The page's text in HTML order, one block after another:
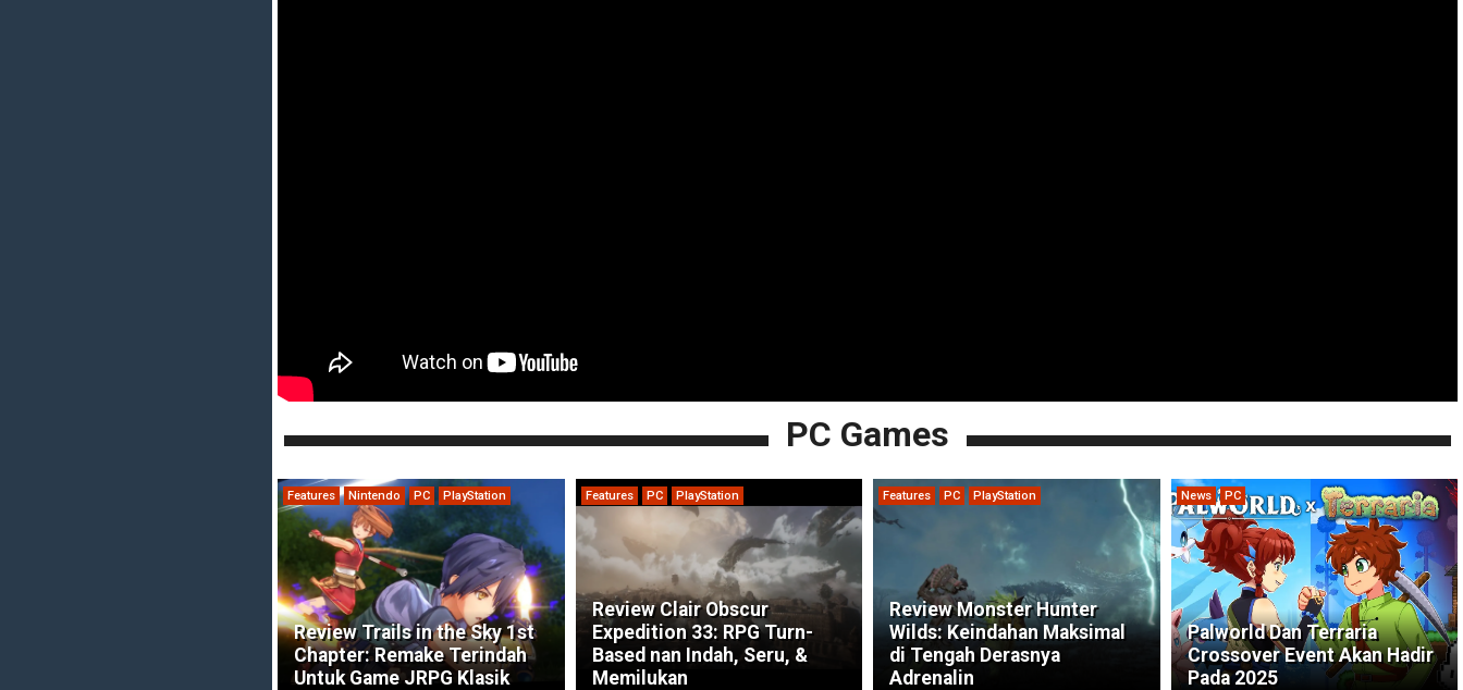
PC Games
Features Nintendo PC PlayStation
Review Trails in the Sky 1st
Chapter: Remake Terindah
Untuk Game JRPG Klasik
Features PC PlayStation
Review Clair Obscur
Expedition 33: RPG Turn-
Based nan Indah, Seru, &
Memilukan
Features PC PlayStation
Review Monster Hunter
Wilds: Keindahan Maksimal
di Tengah Derasnya
Adrenalin
News PC
Palworld Dan Terraria
Crossover Event Akan Hadir
Pada 2025